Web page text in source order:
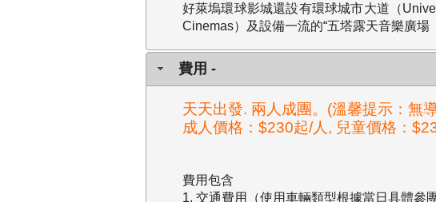
好萊塢環球影城還設有環球城市大道（
Cinemas）及設備一流的“五塔露天音樂廣場
費用 -
天天出發. 兩人成團。(溫馨提示：無
成人價格：$230起/人, 兒童價格：
費用包含
1. 交通費用（使用車輛類型根據當日具體參